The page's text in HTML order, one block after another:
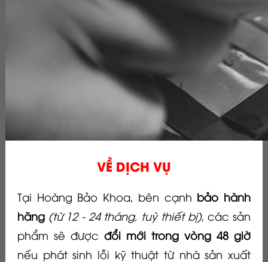
VỀ DỊCH VỤ
Tại Hoàng Bảo Khoa, bên cạnh bảo hành
hãng(từ 12 - 24 tháng, tuỳ thiết bị), các sản
phẩm sẽ được đổi mới trong vòng 48 giờ
nếu phát sinh lỗi kỹ thuật từ nhà sản xuất